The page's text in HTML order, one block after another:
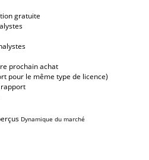
gratuite
prochain achat
pour le même type de licence)
Dynamique du marché